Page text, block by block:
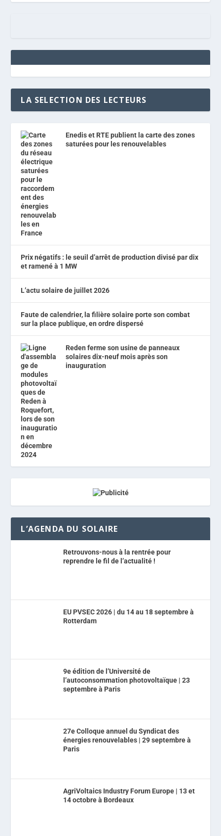
LA SELECTION DES LECTEURS
Enedis et RTE publient la carte des zones
saturées pour les renouvelables
Prix négatifs : le seuil d’arrêt de production divisé par dix
et ramené à 1 MW
L’actu solaire de juillet 2026
Faute de calendrier, la filière solaire porte son combat
sur la place publique, en ordre dispersé
Reden ferme son usine de panneaux
solaires dix-neuf mois après son
inauguration
L’AGENDA DU SOLAIRE
Retrouvons-nous à la rentrée pour
reprendre le fil de l’actualité !
EU PVSEC 2026 | du 14 au 18 septembre à
Rotterdam
9e édition de l’Université de
l’autoconsommation photovoltaïque | 23
septembre à Paris
27e Colloque annuel du Syndicat des
énergies renouvelables | 29 septembre à
Paris
AgriVoltaics Industry Forum Europe | 13 et
14 octobre à Bordeaux